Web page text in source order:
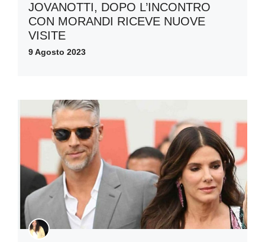
JOVANOTTI, DOPO L’INCONTRO
CON MORANDI RICEVE NUOVE
VISITE
9 Agosto 2023